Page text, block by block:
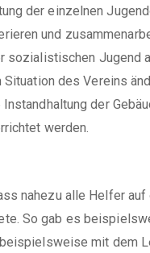
der einzelnen
und
Jugend
des Vereins
der
werden.
nahezu alle Helfer
So gab es
mit dem